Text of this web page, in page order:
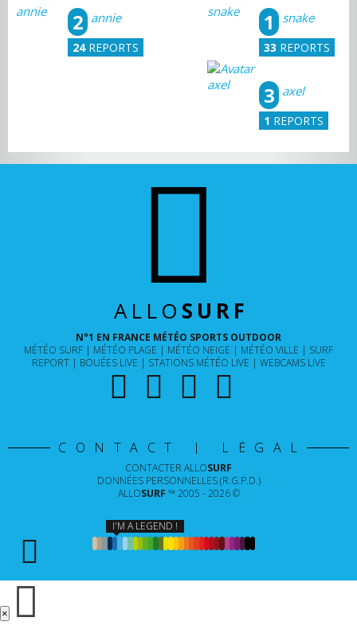
snake
1
33 REPORTS
annie
2
24REPORTS
axel
3
1 REPORTS
ALLO SURF
N°1 EN FRANCE MÉTÉO SPORTS OUTDOOR
MÉTÉO SURF
MÉTÉO PLAGE MÉTÉO NEIGE MÉTÉO VILLE
SURF
REPORT
BOUÉES LIVE STATIONS MÉTÉO LIVE WEBCAMS LIVE
CONTACT | LÉGAL
CONTACTER ALLOSURF
DONNÉES PERSONNELLES (R.G.P.D.)
ALLOSURF ™ 2005 - 2026 ©
I'M A LEGEND !
×